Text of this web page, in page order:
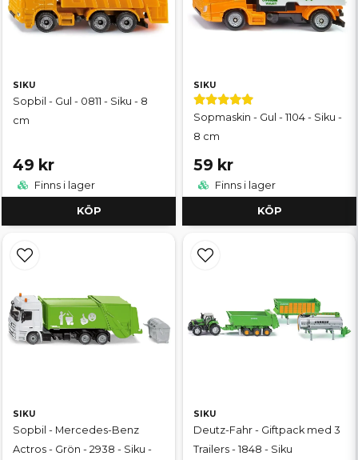
SIKU
Sopbil - Gul - 0811 - Siku - 8
cm
49 kr
Finns i lager
KÖP
SIKU
Sopmaskin - Gul - 1104 - Siku -
8 cm
59 kr
Finns i lager
KÖP
SIKU
Sopbil - Mercedes-Benz
Actros - Grön - 2938 - Siku -
SIKU
Deutz-Fahr - Giftpack med 3
Trailers - 1848 - Siku